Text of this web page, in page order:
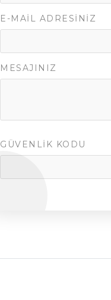
E-MAIL ADRESINIZ
MESAJINIZ
GÜVENLIK KODU